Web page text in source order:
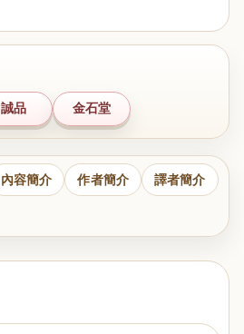
誠品 金石堂
內容簡介 作者簡介 譯者簡介